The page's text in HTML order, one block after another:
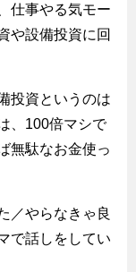
仕事やる気モー
や設備投資に回
投資というのは
、100倍マシで
無駄なお金使っ
／やらなきゃ良
で話しをしてい